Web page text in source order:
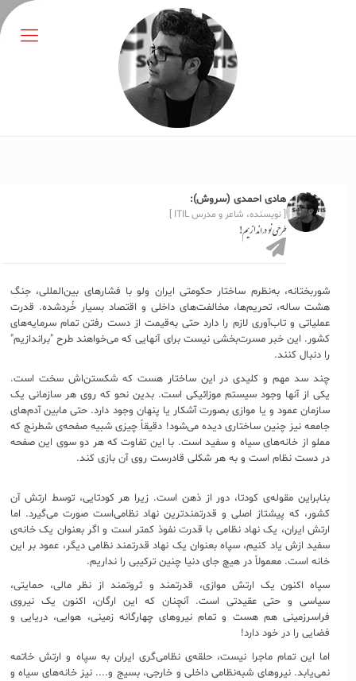
هادی احمدی (سروش):
[ نویسنده، شاعر و مدرس ITIL ]
طرحی نو دراندازیم!
شوربختانه، به‌نظرم ساختار حکومتی ایران ولو با فشارهای بین‌المللی، جنگ
هشت ساله، تحریم‌ها، مخالفت‌های داخلی و اقتصاد بسیار خُردشده. قدرت
عملیاتی و تاب‌آوری لازم را دارد حتی به‌قیمت از دست رفتن تمام سرمایه‌های
کشور. این خبر مسرت‌بخشی نیست برای آنهایی که می‌خواهند طرح "براندازیم"
را دنبال کنند.
چند سد مهم و کلیدی در این ساختار هست که شکستن‌اش سخت است.
یکی از آنها وجود سیستم موزائیکی است. بدین نحو که روی هر سازمانی یک
سازمان عمود و یا موازی بصورت آشکار یا پنهان وجود دارد. حتی مابین آدم‌های
جامعه نیز چنین ساختاری دیده می‌شود! دقیقاً چیزی شبیه صفحه‌ی شطرنج که
مملو از خانه‌های سیاه و سفید است. با این تفاوت که هر دو سوی این صفحه
در دست نظام است و به هر شکلی قادرست روی آن بازی کند.
بنابراین مقوله‌ی کودتا، دور از ذهن است. زیرا هر کودتایی، توسط ارتش آن
کشور، که پیشتاز اصلی و قدرتمندترین نهاد نظامی‌است صورت می‌گیرد. اما
ارتش ایران، یک نهاد نظامی با قدرت نفوذ کمتر است و اگر بعنوان یک خانه‌ی
سفید ازش یاد کنیم، سپاه بعنوان یک نهاد قدرتمند نظامی دیگر، عمود بر این
خانه است. معمولاً در هیچ جای دنیا چنین ترکیبی را نداریم.
سپاه اکنون یک ارتش موازی، قدرتمند و ثروتمند از نظر مالی، حمایتی،
سیاسی و حتی عقیدتی است. آنچنان که این ارگان، اکنون یک نیروی
فراسرزمینی هم هست و تمام نیروهای چهارگانه زمینی، هوایی، دریایی و
فضایی را در خود دارد!
اما این تمام ماجرا نیست، حلقه‌ی نظامی‌گری ایران به سپاه و ارتش خاتمه
نمی‌یابد. نیروهای شبه‌نظامی داخلی و خارجی، بسیج و.... نیز خانه‌های سیاه و